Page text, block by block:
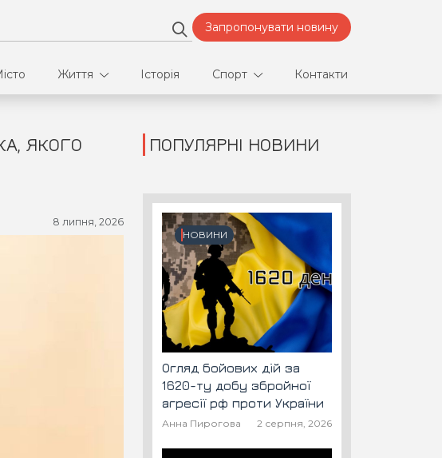
Запропонувати новину
Життя
Відео
Партнери
Історія Спорт
Футбол
Контакти
ЯКОГО
8 липня, 2026
ПОПУЛЯРНІ НОВИНИ
НОВИНИ
Огляд бойових дій за
1620-ту добу збройної
агресії рф проти України
Анна Пирогова 2 серпня, 2026